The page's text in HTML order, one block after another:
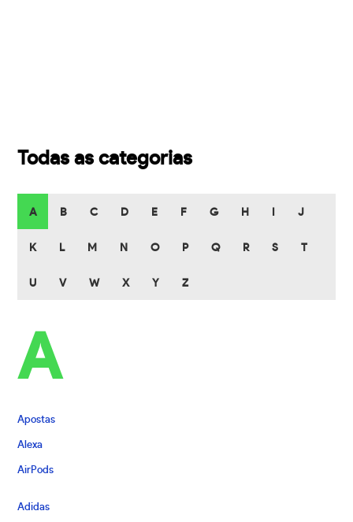
Todas as categorias
A B C D E F G H J
K L M N O P Q R S T
U V W X Y Z
A
Apostas
Alexa
AirPods
Adidas